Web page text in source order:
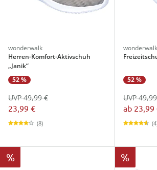
wonderwalk
Herren-Komfort-Aktivschuh
„Janik“
52 %
23,99 €
UVP 49,99 €
(8)
wonderwalk
52 %
ab 23,99
UVP
% %